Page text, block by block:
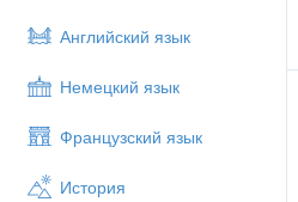
Английский язык
Немецкий язык
Французский язык
История